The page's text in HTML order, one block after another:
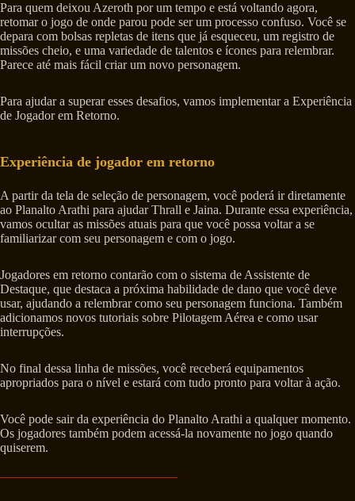
Para quem deixou Azeroth por um tempo e está voltando agora,
retomar o jogo de onde parou pode ser um processo confuso. Você se
depara com bolsas repletas de itens que já esqueceu, um registro de
missões cheio, e uma variedade de talentos e ícones para relembrar.
Parece até mais fácil criar um novo personagem.
Para ajudar a superar esses desafios, vamos implementar a Experiência
de Jogador em Retorno.
Experiência de jogador em retorno
A partir da tela de seleção de personagem, você poderá ir diretamente
ao Planalto Arathi para ajudar Thrall e Jaina. Durante essa experiência,
vamos ocultar as missões atuais para que você possa voltar a se
familiarizar com seu personagem e com o jogo.
Jogadores em retorno contarão com o sistema de Assistente de
Destaque, que destaca a próxima habilidade de dano que você deve
usar, ajudando a relembrar como seu personagem funciona. Também
adicionamos novos tutoriais sobre Pilotagem Aérea e como usar
interrupções.
No final dessa linha de missões, você receberá equipamentos
apropriados para o nível e estará com tudo pronto para voltar à ação.
Você pode sair da experiência do Planalto Arathi a qualquer momento.
Os jogadores também podem acessá-la novamente no jogo quando
quiserem.